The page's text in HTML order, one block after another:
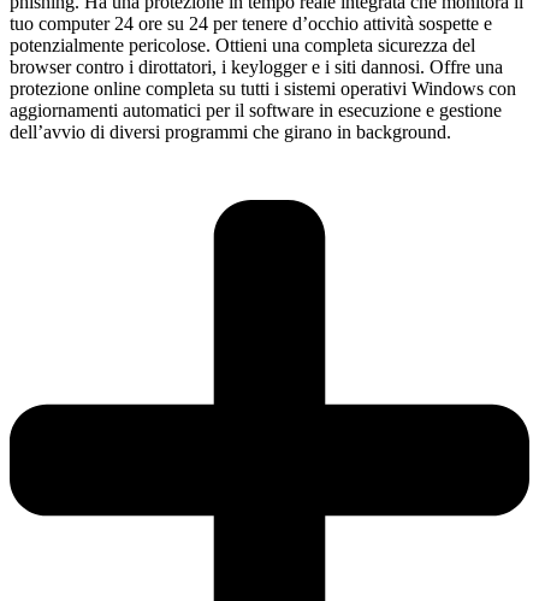
tuo computer 24 ore su 24 per tenere d’occhio attività sospette e
potenzialmente pericolose. Ottieni una completa sicurezza del
browser contro i dirottatori, i keylogger e i siti dannosi. Offre una
protezione online completa su tutti i sistemi operativi Windows con
aggiornamenti automatici per il software in esecuzione e gestione
dell’avvio di diversi programmi che girano in background.